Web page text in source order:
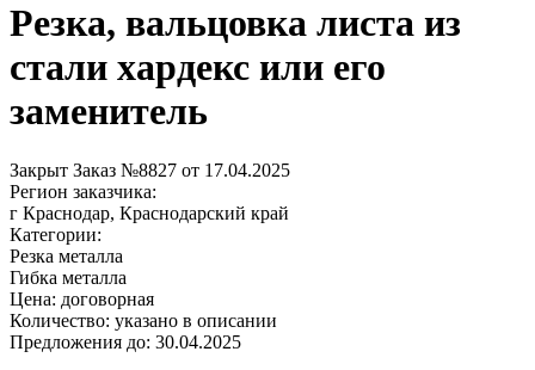
Резка, вальцовка листа из
стали хардекс или его
заменитель
Закрыт Заказ №8827 от 17.04.2025
Регион заказчика:
г Краснодар, Краснодарский край
Категории:
Резка металла
Гибка металла
Цена: договорная
Количество: указано в описании
Предложения до: 30.04.2025